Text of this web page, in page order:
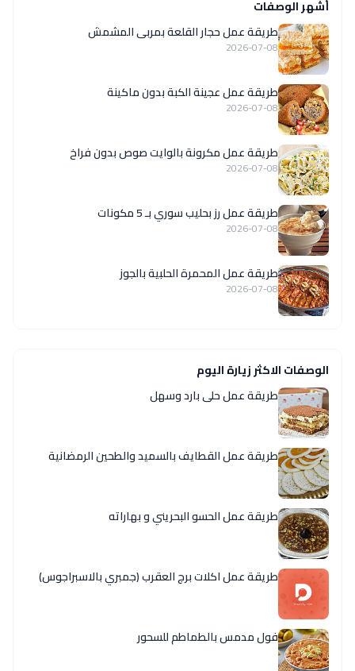
أشهر الوصفات
طريقة عمل حجار القلعة بمربى المشمش
2026-07-08
طريقة عمل عجينة الكبة بدون ماكينة
2026-07-08
طريقة عمل مكرونة بالوايت صوص بدون فراخ
2026-07-08
طريقة عمل رز بحليب سوري بـ 5 مكونات
2026-07-08
طريقة عمل المحمرة الحلبية بالجوز
2026-07-08
الوصفات الاكثر زيارة اليوم
طريقة عمل حلى بارد وسهل
طريقة عمل القطايف بالسميد والطحين الرمضانية
طريقة عمل الحسو البحريني و بهاراته
طريقة عمل اكلات برج العقرب (جمبري بالاسبراجوس)
فول مدمس بالطماطم للسحور